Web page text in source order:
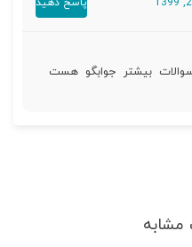
بیشتر جوابگو هست